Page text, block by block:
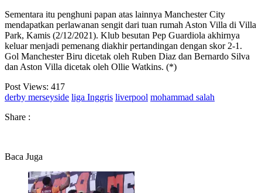
Sementara itu penghuni papan atas lainnya Manchester City
mendapatkan perlawanan sengit dari tuan rumah Aston Villa di Villa
Park, Kamis (2/12/2021). Klub besutan Pep Guardiola akhirnya
keluar menjadi pemenang diakhir pertandingan dengan skor 2-1.
Gol Manchester Biru dicetak oleh Ruben Diaz dan Bernardo Silva
dan Aston Villa dicetak oleh Ollie Watkins. (*)
Post Views: 417
derby merseyside liga Inggris liverpool mohammad salah
Share :
Baca Juga